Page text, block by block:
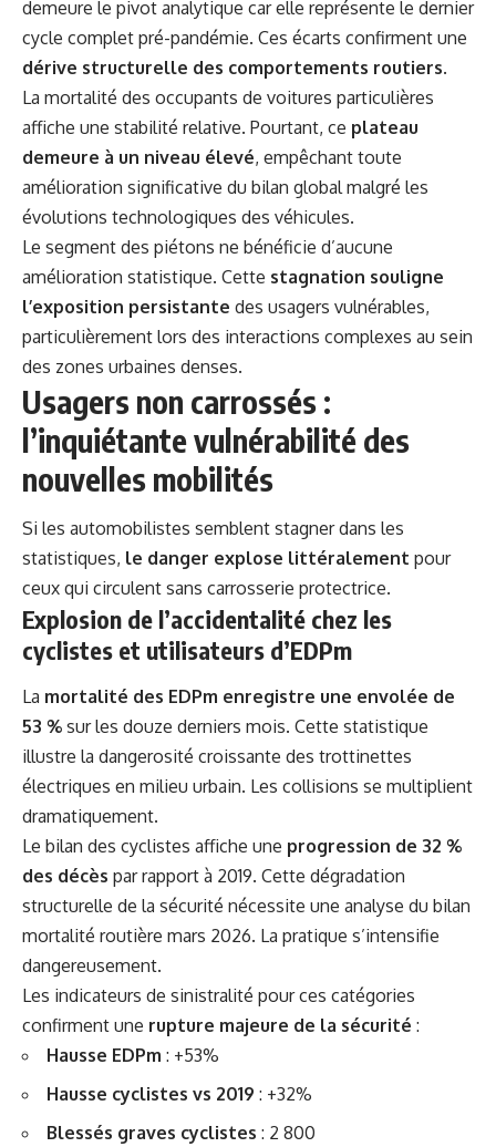
demeure le pivot analytique car elle représente le dernier
cycle complet pré-pandémie. Ces écarts confirment une
dérive structurelle des comportements routiers.
La mortalité des occupants de voitures particulières
affiche une stabilité relative. Pourtant, ce plateau
demeure à un niveau élevé, empêchant toute
amélioration significative du bilan global malgré les
évolutions technologiques des véhicules.
Le segment des piétons ne bénéficie d’aucune
amélioration statistique. Cette stagnation souligne
l’exposition persistante des usagers vulnérables,
particulièrement lors des interactions complexes au sein
des zones urbaines denses.
Usagers non carrossés :
l’inquiétante vulnérabilité des
nouvelles mobilités
Si les automobilistes semblent stagner dans les
statistiques, le danger explose littéralement pour
ceux qui circulent sans carrosserie protectrice.
Explosion de l’accidentalité chez les
cyclistes et utilisateurs d’EDPm
La mortalité des EDPm enregistre une envolée de
53 % sur les douze derniers mois. Cette statistique
illustre la dangerosité croissante des trottinettes
électriques en milieu urbain. Les collisions se multiplient
dramatiquement.
Le bilan des cyclistes affiche une progression de 32 %
des décès par rapport à 2019. Cette dégradation
structurelle de la sécurité nécessite une analyse du bilan
mortalité routière mars 2026. La pratique s’intensifie
dangereusement.
Les indicateurs de sinistralité pour ces catégories
confirment une rupture majeure de la sécurité :
Hausse EDPm : +53%
Hausse cyclistes vs 2019 : +32%
Blessés graves cyclistes : 2 800